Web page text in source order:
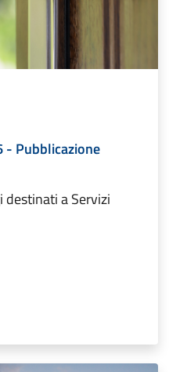
- Pubblicazione
destinati a Servizi